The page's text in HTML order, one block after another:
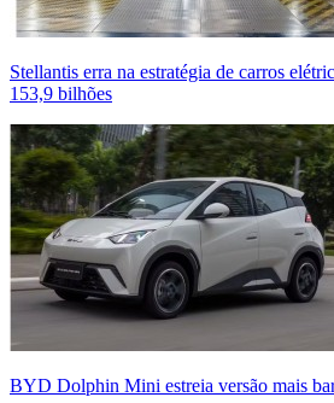
Stellantis erra na estratégia de carros
153,9 bilhões
BYD Dolphin Mini estreia versão mais